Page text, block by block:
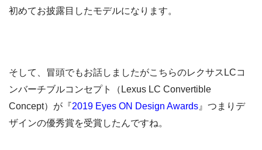
初めてお披露目したモデルになります。
そして、冒頭でもお話しましたがこちらのレクサスLCコ
ンバーチブルコンセプト（Lexus LC Convertible
Concept）が『2019 Eyes ON Design Awards 』つまりデ
ザインの優秀賞を受賞したんですね。